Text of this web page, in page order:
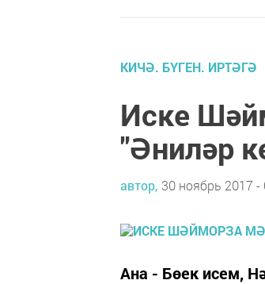
КИЧӘ. БҮГЕН. ИРТӘГӘ
Иске
"Әниләр
автор, 30 ноябрь 2017 -
Ана - Бөек исем,